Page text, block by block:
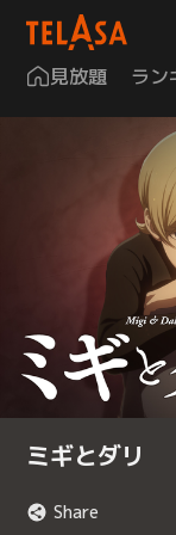
見放題 ラン
ミギとダリ
Share